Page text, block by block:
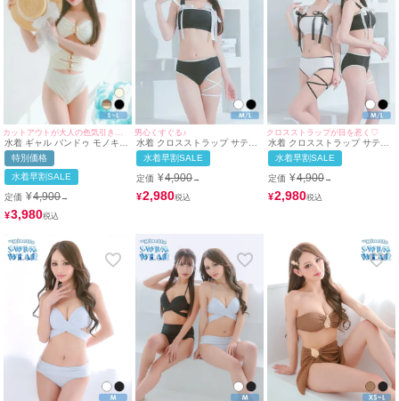
水着 ギャル バンドゥ モノキニ
シャーリング カットアウト ビ
キニ (アイボリー/雨宮由乙花着
用)
特別価格
水着早割SALE
定価 ¥4,900→
¥3,980
男心くすぐる♪
水着 クロスストラップ サテン
リボンパイピング ビスチェ ギ
ャル ビキニ (ブラック/雨宮由
乙花着用)
水着早割SALE
定価 ¥4,900→
¥2,980
クロスストラップが目を惹く♡
水着 クロスストラップ サテン
リボンパイピング ビスチェ ギ
ャル ビキニ (ホワイト/聖菜着
用)(ブラック/雨宮由乙花着用)
水着早割SALE
定価 ¥4,900→
¥2,980